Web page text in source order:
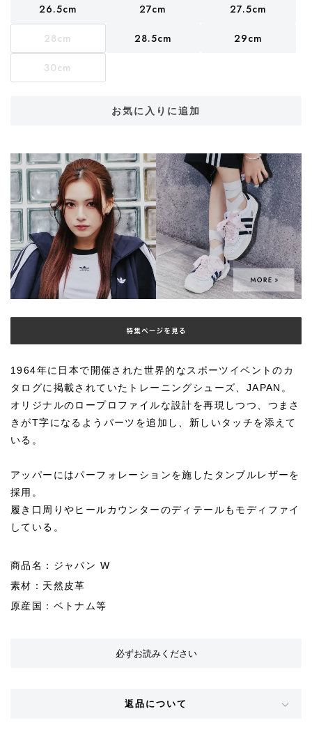
26.5cm 27cm 27.5cm
28cm 28.5cm 29cm
30cm
お気に入りに追加
1964年に日本で開催された世界的なスポーツイベントのカ
タログに掲載されていたトレーニングシューズ、JAPAN。
オリジナルのロープロファイルな設計を再現しつつ、つまさ
きがT字になるようパーツを追加し、新しいタッチを添えて
いる。
アッパーにはパーフォレーションを施したタンブルレザーを
採用。
履き口周りやヒールカウンターのディテールもモディファイ
している。
商品名：ジャパン W
素材：天然皮革
原産国：ベトナム等
必ずお読みください
返品について